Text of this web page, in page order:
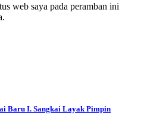
web saya pada peramban ini
Baru I. Sangkai Layak Pimpin